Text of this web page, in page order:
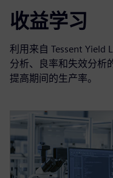
收益学习
利用来自 Tessent Yield
分析、良率和失效分析
提高期间的生产率。